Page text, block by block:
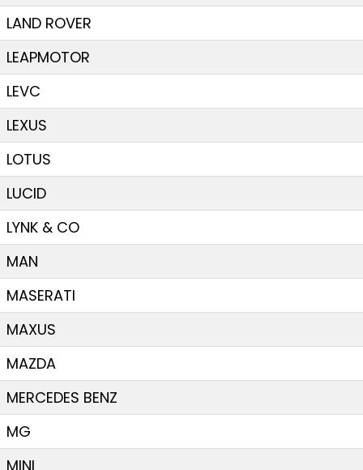
LAND ROVER
LEAPMOTOR
LEVC
LEXUS
LOTUS
LUCID
LYNK & CO
MAN
MASERATI
MAXUS
MAZDA
MERCEDES BENZ
MG
MINI